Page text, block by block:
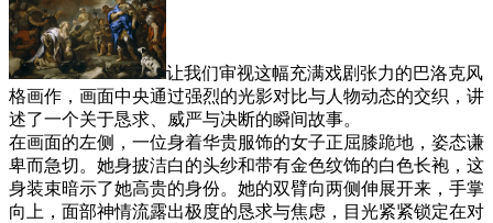
让我们审视这幅充满戏剧张力的巴洛克风
格画作，画面中央通过强烈的光影对比与人物动态的交织，讲
述了一个关于恳求、威严与决断的瞬间故事。
在画面的左侧，一位身着华贵服饰的女子正屈膝跪地，姿态谦
卑而急切。她身披洁白的头纱和带有金色纹饰的白色长袍，这
身装束暗示了她高贵的身份。她的双臂向两侧伸展开来，手掌
向上，面部神情流露出极度的恳求与焦虑，目光紧紧锁定在对